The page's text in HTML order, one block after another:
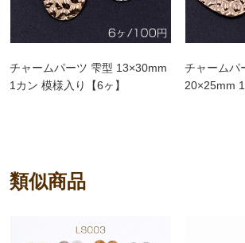
チャームパーツ 雫型 13×30mm
1カン 模様入り【6ヶ】
チャームパ
20×25mm
類似商品